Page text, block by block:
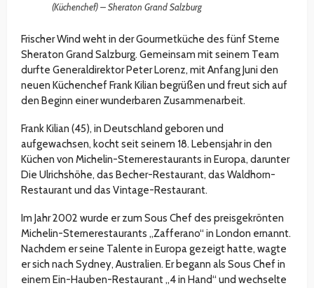
(Küchenchef) – Sheraton Grand Salzburg
Frischer Wind weht in der Gourmetküche des fünf Sterne
Sheraton Grand Salzburg. Gemeinsam mit seinem Team
durfte Generaldirektor Peter Lorenz, mit Anfang Juni den
neuen Küchenchef Frank Kilian begrüßen und freut sich auf
den Beginn einer wunderbaren Zusammenarbeit.
Frank Kilian (45), in Deutschland geboren und
aufgewachsen, kocht seit seinem 18. Lebensjahr in den
Küchen von Michelin-Sternerestaurants in Europa, darunter
Die Ulrichshöhe, das Becher-Restaurant, das Waldhorn-
Restaurant und das Vintage-Restaurant.
Im Jahr 2002 wurde er zum Sous Chef des preisgekrönten
Michelin-Sternerestaurants „Zafferano“ in London ernannt.
Nachdem er seine Talente in Europa gezeigt hatte, wagte
er sich nach Sydney, Australien. Er begann als Sous Chef in
einem Ein-Hauben-Restaurant „4 in Hand“ und wechselte